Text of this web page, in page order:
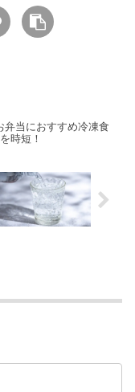
弁当におすすめ冷凍食
時短！